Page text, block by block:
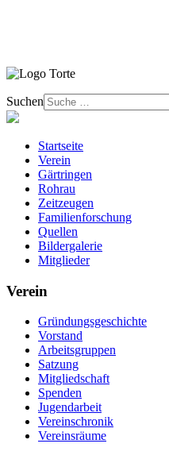
Suchen
Startseite
Verein
Gärtringen
Rohrau
Zeitzeugen
Familienforschung
Quellen
Bildergalerie
Mitglieder
Verein
Gründungsgeschichte
Vorstand
Arbeitsgruppen
Satzung
Mitgliedschaft
Spenden
Jugendarbeit
Vereinschronik
Vereinsräume